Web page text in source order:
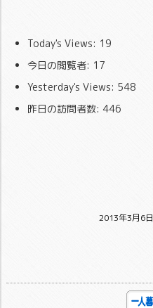
Today's Views: 19
今日の閲覧者: 17
Yesterday's Views: 548
昨日の訪問者数: 446
2013年3月6日